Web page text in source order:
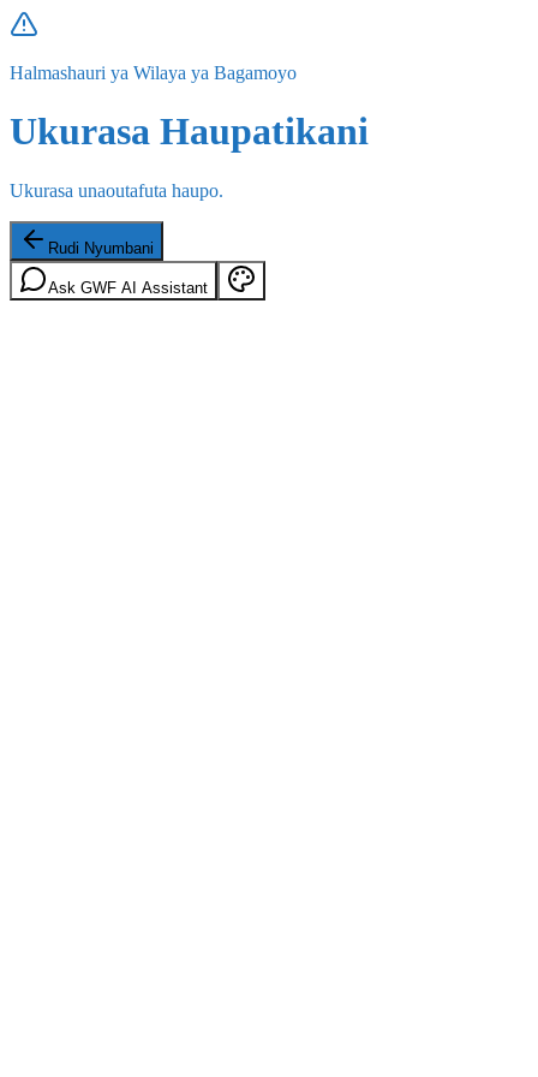
Halmashauri ya Wilaya ya Bagamoyo
Ukurasa Haupatikani
Ukurasa unaoutafuta haupo.
Rudi Nyumbani
Ask GWF AI Assistant